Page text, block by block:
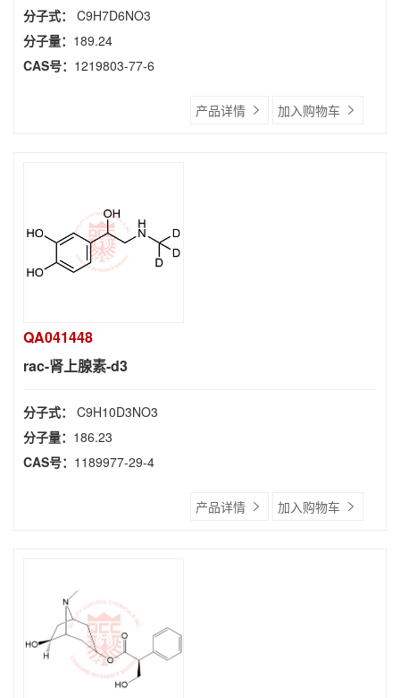
分子式： C9H7D6NO3
分子量： 189.24
CAS号： 1219803-77-6
产品详情 加入购物车
QA041448
rac-肾上腺素-d3
分子式： C9H10D3NO3
分子量： 186.23
CAS号： 1189977-29-4
产品详情 加入购物车